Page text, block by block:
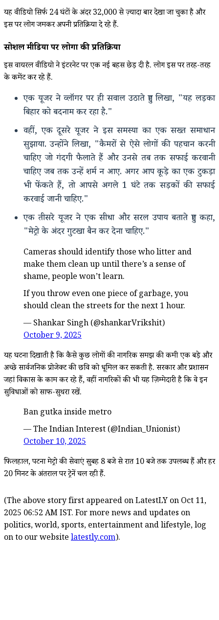
यह वीडियो सिर्फ 24 घंटों के अंदर 32,000 से ज़्यादा बार देखा जा चुका है और
इस पर लोग जमकर अपनी प्रतिक्रिया दे रहे हैं.
सोशल मीडिया पर लोगों की प्रतिक्रिया
इस वायरल वीडियो ने इंटरनेट पर एक नई बहस छेड़ दी है. लोग इस पर तरह-तरह
के कमेंट कर रहे हैं.
एक यूजर ने व्लॉगर पर ही सवाल उठाते हुए लिखा, "यह लड़का
बिहार को बदनाम कर रहा है."
वहीं, एक दूसरे यूजर ने इस समस्या का एक सख्त समाधान
सुझाया. उन्होंने लिखा, "कैमरों से ऐसे लोगों की पहचान करनी
चाहिए जो गंदगी फैलाते हैं और उनसे तब तक सफाई करवानी
चाहिए जब तक उन्हें शर्म न आए. अगर आप कूड़े का एक टुकड़ा
भी फेंकते हैं, तो आपसे अगले 1 घंटे तक सड़कों की सफाई
करवाई जानी चाहिए."
एक तीसरे यूजर ने एक सीधा और सरल उपाय बताते हुए कहा,
"मेट्रो के अंदर गुटखा बैन कर देना चाहिए."
Cameras should identify those who litter and
make them clean up until there’s a sense of
shame, people won’t learn.
If you throw even one piece of garbage, you
should clean the streets for the next 1 hour.
— Shankar Singh (@shankarVrikshit)
October 9, 2025
यह घटना दिखाती है कि कैसे कुछ लोगों की नागरिक समझ की कमी एक बड़े और
अच्छे सार्वजनिक प्रोजेक्ट की छवि को धूमिल कर सकती है. सरकार और प्रशासन
जहां विकास के काम कर रहे हैं, वहीं नागरिकों की भी यह ज़िम्मेदारी है कि वे इन
सुविधाओं को साफ-सुथरा रखें.
Ban gutka inside metro
— The Indian Interest (@Indian_Unionist)
October 10, 2025
फिलहाल, पटना मेट्रो की सेवाएं सुबह 8 बजे से रात 10 बजे तक उपलब्ध हैं और हर
20 मिनट के अंतराल पर ट्रेनें चल रही हैं.
(The above story first appeared on LatestLY on Oct 11,
2025 06:52 AM IST. For more news and updates on
politics, world, sports, entertainment and lifestyle, log
on to our website latestly.com).